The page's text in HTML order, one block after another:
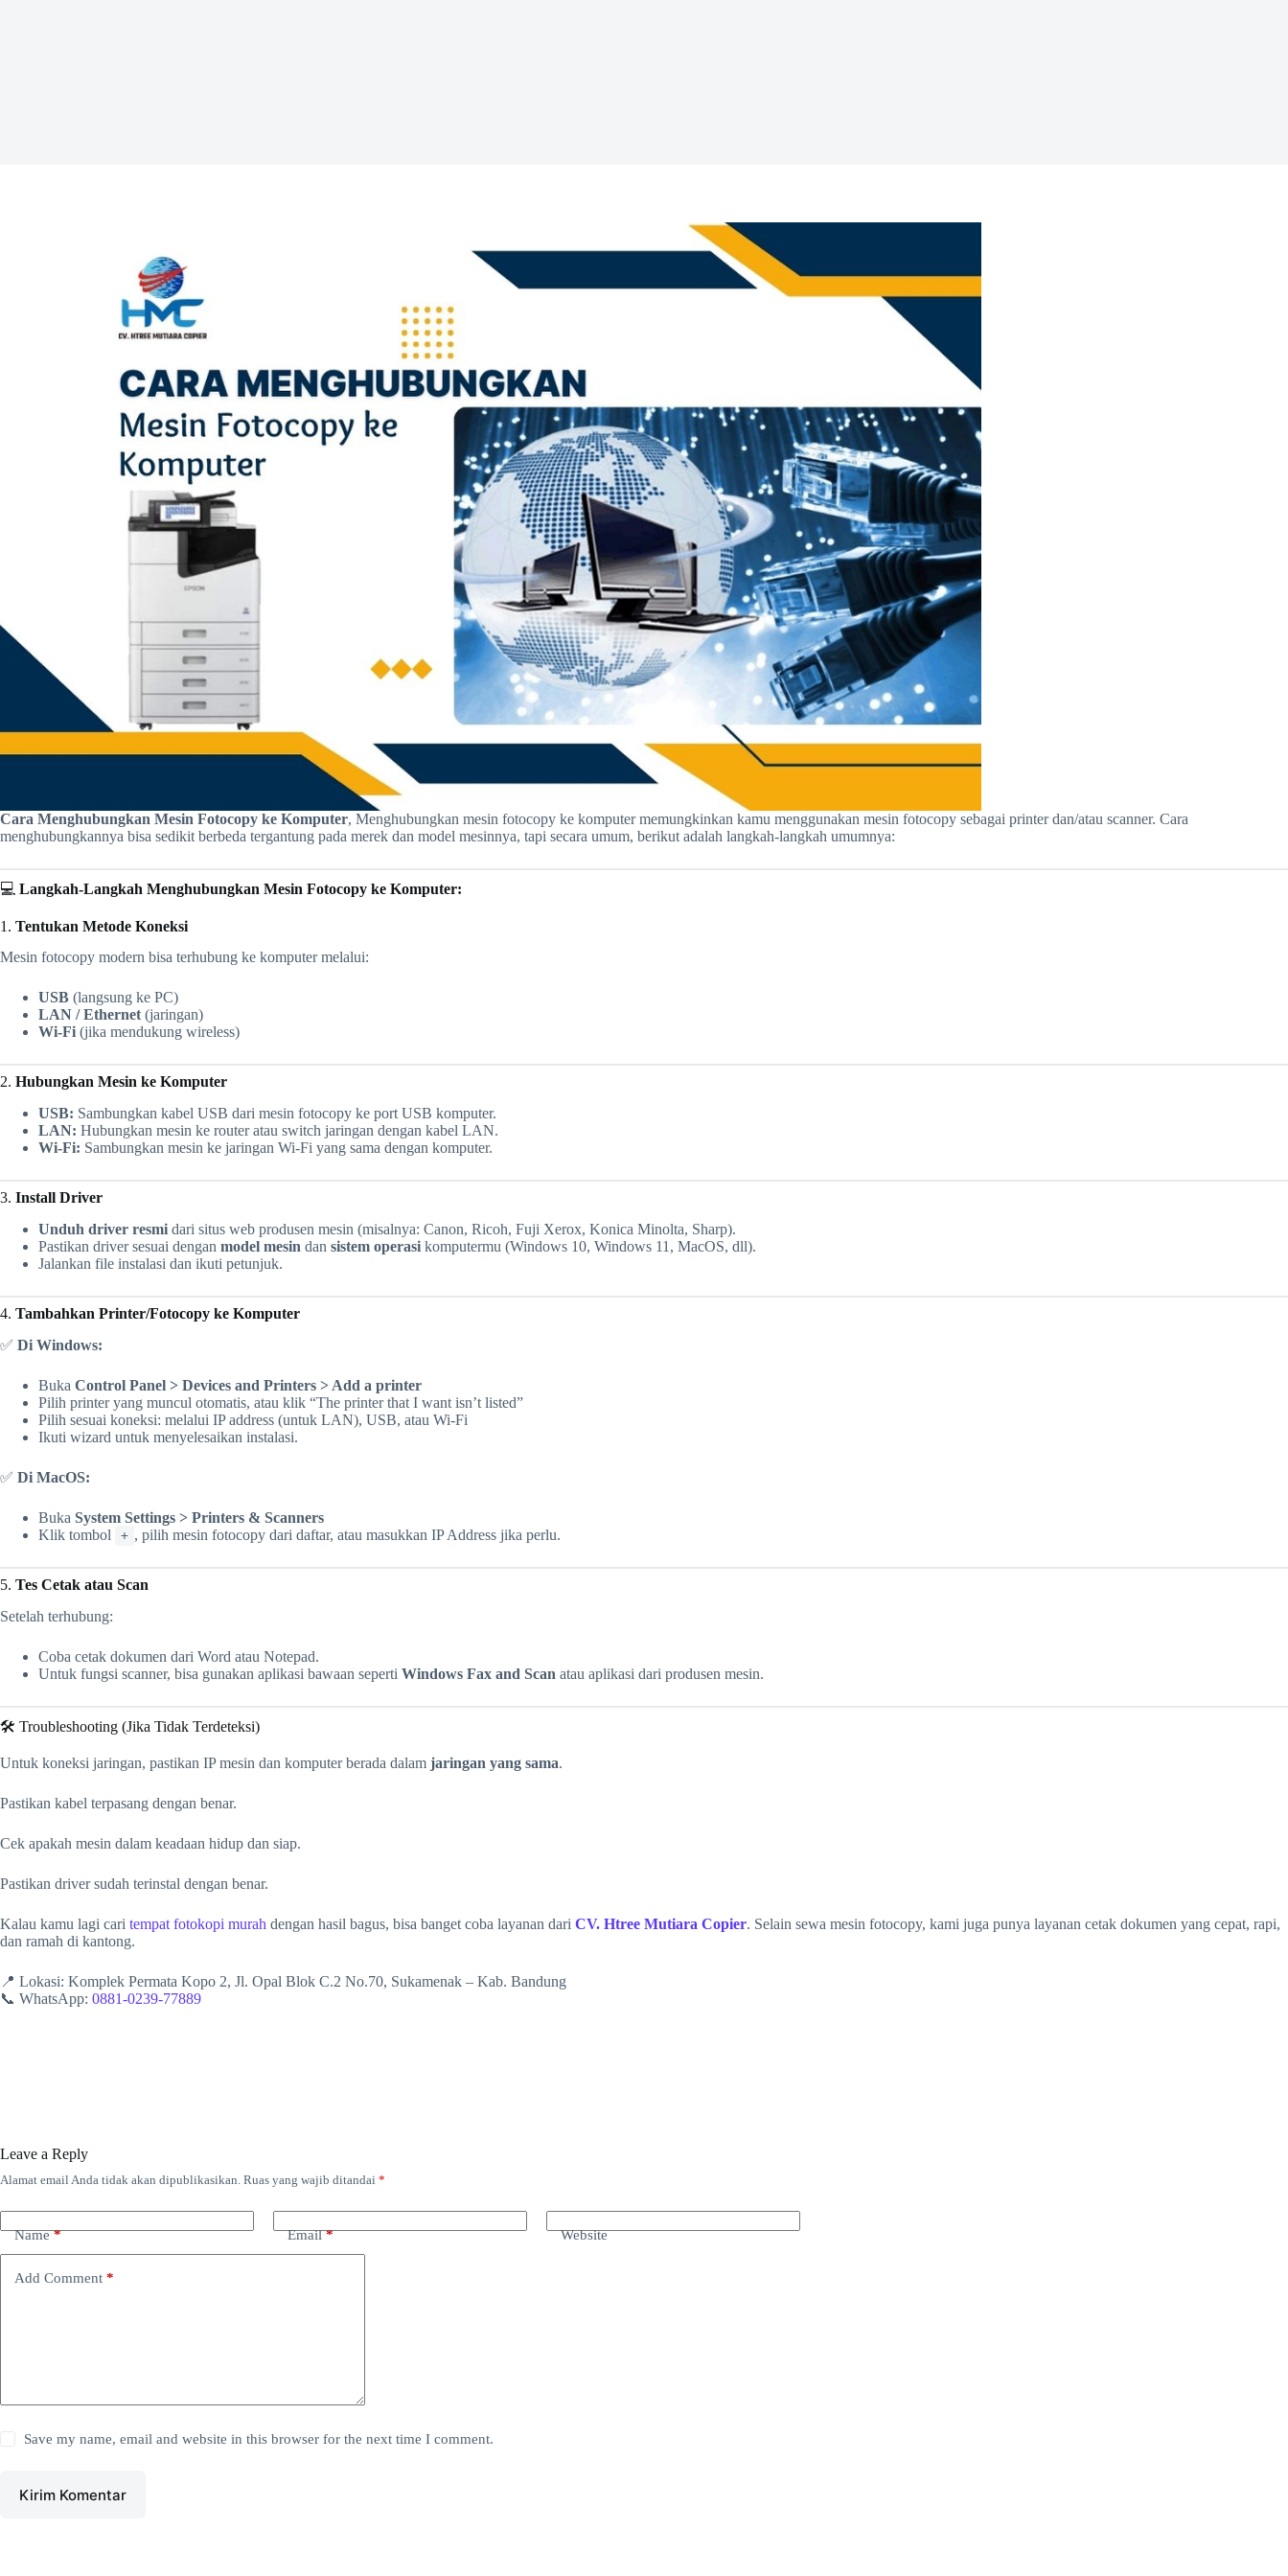
Cara Menghubungkan Mesin Fotocopy ke Komputer, Menghubungkan mesin fotocopy ke komputer memungkinkan kamu menggunakan mesin fotocopy sebagai printer dan/atau scanner. Cara
menghubungkannya bisa sedikit berbeda tergantung pada merek dan model mesinnya, tapi secara umum, berikut adalah langkah-langkah umumnya:
💻 Langkah-Langkah Menghubungkan Mesin Fotocopy ke Komputer:
1. Tentukan Metode Koneksi
Mesin fotocopy modern bisa terhubung ke komputer melalui:
USB (langsung ke PC)
LAN / Ethernet(jaringan)
Wi-Fi (jika mendukung wireless)
2. Hubungkan Mesin ke Komputer
USB: Sambungkan kabel USB dari mesin fotocopy ke port USB komputer.
LAN: Hubungkan mesin ke router atau switch jaringan dengan kabel LAN.
Wi-Fi: Sambungkan mesin ke jaringan Wi-Fi yang sama dengan komputer.
3. Install Driver
Unduh driver resmi dari situs web produsen mesin (misalnya: Canon, Ricoh, Fuji Xerox, Konica Minolta, Sharp).
Pastikan driver sesuai dengan model mesin dan sistem operasi komputermu (Windows 10, Windows 11, MacOS, dll).
Jalankan file instalasi dan ikuti petunjuk.
4. Tambahkan Printer/Fotocopy ke Komputer
✅ Di Windows:
Buka Control Panel > Devices and Printers > Add a printer
Pilih printer yang muncul otomatis, atau klik “The printer that I want isn’t listed”
Pilih sesuai koneksi: melalui IP address (untuk LAN), USB, atau Wi-Fi
Ikuti wizard untuk menyelesaikan instalasi.
✅ Di MacOS:
Buka System Settings > Printers & Scanners
Klik tombol
+ , pilih mesin fotocopy dari daftar, atau masukkan IP Address jika perlu.
5. Tes Cetak atau Scan
Setelah terhubung:
Coba cetak dokumen dari Word atau Notepad.
Untuk fungsi scanner, bisa gunakan aplikasi bawaan seperti Windows Fax and Scan atau aplikasi dari produsen mesin.
🛠️ Troubleshooting (Jika Tidak Terdeteksi)
Untuk koneksi jaringan, pastikan IP mesin dan komputer berada dalam jaringan yang sama.
Pastikan kabel terpasang dengan benar.
Cek apakah mesin dalam keadaan hidup dan siap.
Pastikan driver sudah terinstal dengan benar.
Kalau kamu lagi cari tempat fotokopi murah dengan hasil bagus, bisa banget coba layanan dari CV. Htree Mutiara Copier. Selain sewa mesin fotocopy, kami juga punya layanan cetak dokumen yang cepat, rapi,
dan ramah di kantong.
📍 Lokasi: Komplek Permata Kopo 2, Jl. Opal Blok C.2 No.70, Sukamenak – Kab. Bandung
📞 WhatsApp: 0881-0239-77889
Leave a Reply
Alamat email Anda tidak akan dipublikasikan. Ruas yang wajib ditandai *
Name* Email* Website
Add Comment *
Save my name, email and website in this browser for the next time I comment.
Kirim Komentar